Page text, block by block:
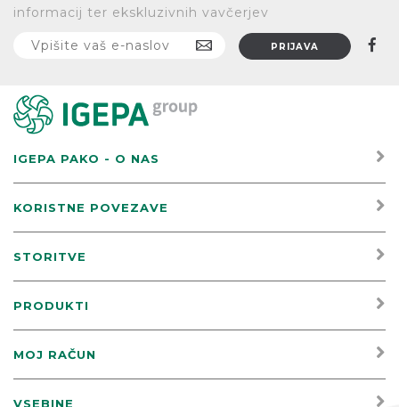
informacij ter ekskluzivnih vavčerjev
IGEPA PAKO - O NAS
KORISTNE POVEZAVE
STORITVE
PRODUKTI
MOJ RAČUN
VSEBINE